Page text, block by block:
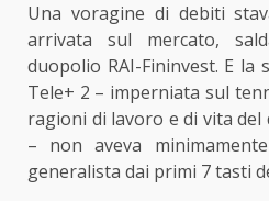
Una voragine di debiti
arrivata sul mercato,
duopolio RAI-Fininvest. E la
Tele+ 2 – imperniata sul
ragioni di lavoro e di vita
– non aveva
generalista dai primi 7 tasti